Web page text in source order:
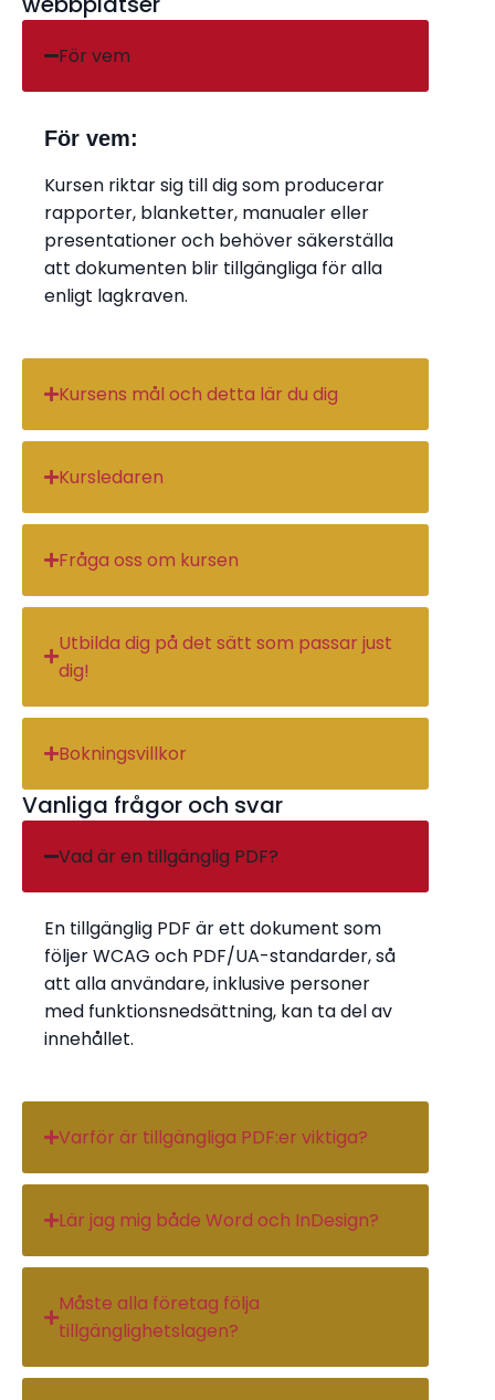
För vem
För vem:
Kursen riktar sig till dig som producerar
rapporter, blanketter, manualer eller
presentationer och behöver säkerställa
att dokumenten blir tillgängliga för alla
enligt lagkraven.
Kursens mål och detta lär du dig
Kursledaren
Fråga oss om kursen
Utbilda dig på det sätt som passar just
dig!
Bokningsvillkor
Vanliga frågor och svar
Vad är en tillgänglig PDF?
En tillgänglig PDF är ett dokument som
följer WCAG och PDF/UA-standarder, så
att alla användare, inklusive personer
med funktionsnedsättning, kan ta del av
innehållet.
Varför är tillgängliga PDF:er viktiga?
Lär jag mig både Word och InDesign?
Måste alla företag följa
tillgänglighetslagen?